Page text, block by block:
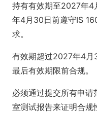
持有有效期至2027年
年4月30日前遵守IS
求。
有效期超过2027年4月
最后有效期限前合规。
必须通过提交所有申
室测试报告来证明合规